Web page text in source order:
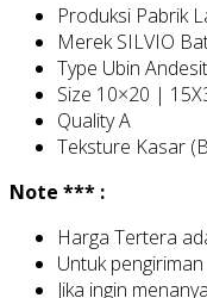
Produksi Pabrik
Merek SILVIO
Type Ubin
Size 10×20 |
Quality A
Teksture Kasar
Note *** :
Harga Tertera
Untuk
Jika ingin